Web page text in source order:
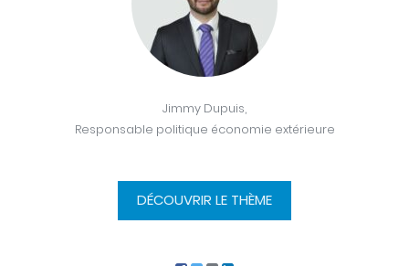
Jimmy Dupuis,
Responsable politique économie extérieure
DÉCOUVRIR LE THÈME